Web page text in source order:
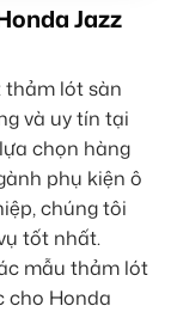
Jazz
thảm lót sàn
và uy tín tại
chọn hàng
phụ kiện ô
chúng tôi
tốt nhất.
mẫu thảm lót
cho Honda